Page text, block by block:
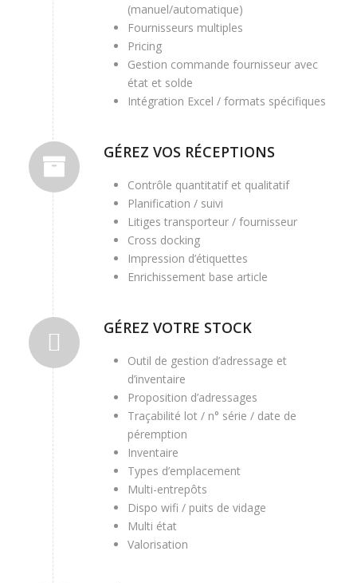
(manuel/automatique)
Fournisseurs multiples
Pricing
Gestion commande fournisseur avec
état et solde
Intégration Excel / formats spécifiques
GÉREZ VOS RÉCEPTIONS
Contrôle quantitatif et qualitatif
Planification / suivi
Litiges transporteur / fournisseur
Cross docking
Impression d’étiquettes
Enrichissement base article
GÉREZ VOTRE STOCK
Outil de gestion d’adressage et
d’inventaire
Proposition d’adressages
Traçabilité lot / n° série / date de
péremption
Inventaire
Types d’emplacement
Multi-entrepôts
Dispo wifi / puits de vidage
Multi état
Valorisation